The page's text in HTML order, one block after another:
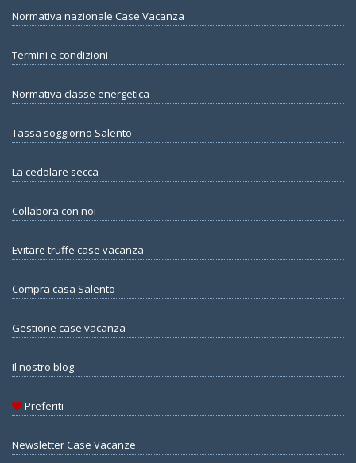
Normativa nazionale Case Vacanza
Termini e condizioni
Normativa classe energetica
Tassa soggiorno Salento
La cedolare secca
Collabora con noi
Evitare truffe case vacanza
Compra casa Salento
Gestione case vacanza
Il nostro blog
Preferiti
Newsletter Case Vacanze